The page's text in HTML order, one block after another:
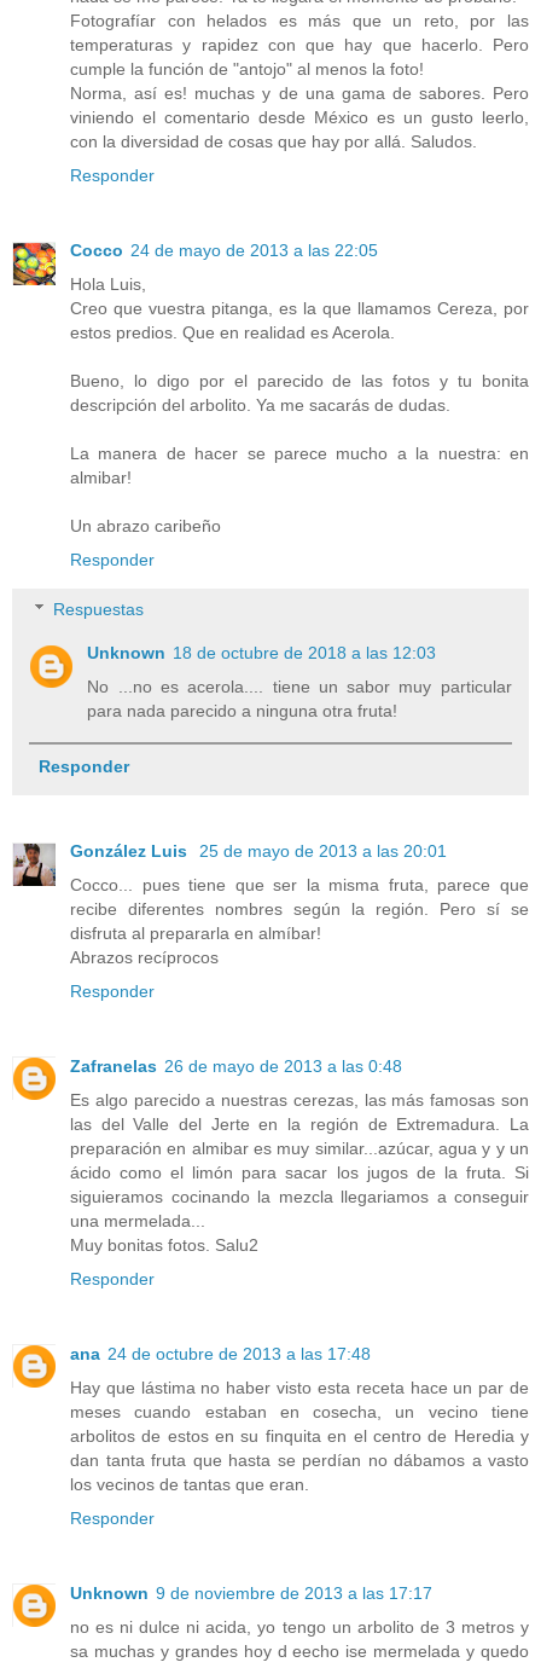
Fotografíar con helados es más que un reto, por las
temperaturas y rapidez con que hay que hacerlo. Pero
cumple la función de "antojo" al menos la foto!
Norma, así es! muchas y de una gama de sabores. Pero
viniendo el comentario desde México es un gusto leerlo,
con la diversidad de cosas que hay por allá. Saludos.
Responder
Cocco 24 de mayo de 2013 a las 22:05
Hola Luis,
Creo que vuestra pitanga, es la que llamamos Cereza, por
estos predios. Que en realidad es Acerola.
Bueno, lo digo por el parecido de las fotos y tu bonita
descripción del arbolito. Ya me sacarás de dudas.
La manera de hacer se parece mucho a la nuestra: en
almibar!
Un abrazo caribeño
Responder
Respuestas
Unknown 18 de octubre de 2018 a las 12:03
No ...no es acerola.... tiene un sabor muy particular
para nada parecido a ninguna otra fruta!
Responder
González Luis
25 de mayo de 2013 a las 20:01
Cocco... pues tiene que ser la misma fruta, parece que
recibe diferentes nombres según la región. Pero sí se
disfruta al prepararla en almíbar!
Abrazos recíprocos
Responder
Zafranelas 26 de mayo de 2013 a las 0:48
Es algo parecido a nuestras cerezas, las más famosas son
las del Valle del Jerte en la región de Extremadura. La
preparación en almibar es muy similar...azúcar, agua y y un
ácido como el limón para sacar los jugos de la fruta. Si
siguieramos cocinando la mezcla llegariamos a conseguir
una mermelada...
Muy bonitas fotos. Salu2
Responder
ana 24 de octubre de 2013 a las 17:48
Hay que lástima no haber visto esta receta hace un par de
meses cuando estaban en cosecha, un vecino tiene
arbolitos de estos en su finquita en el centro de Heredia y
dan tanta fruta que hasta se perdían no dábamos a vasto
los vecinos de tantas que eran.
Responder
Unknown 9 de noviembre de 2013 a las 17:17
no es ni dulce ni acida, yo tengo un arbolito de 3 metros y
sa muchas y grandes hoy d eecho ise mermelada y quedo